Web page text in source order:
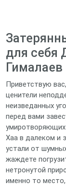
для себя
Гималаев
Приветствую
ценители
неизведанных
перед вами
Хаа в далеком и
устали от
жаждете
нетронутой
именно то